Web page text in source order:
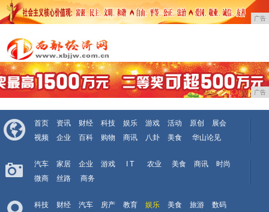
广告
广告
首页 资讯 财经 科技 娱乐 游戏 活动 原创
展会
视频
企业 百科 购物 商讯 八卦 美食 华山论见
汽车 家居 企业 游戏 I T 农业 美食 商讯
时尚
微商
丝路 商务
科技 财经 汽车 房产 教育 娱乐 美食 旅游
数码